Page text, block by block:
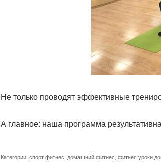
Не только проводят эффективные
А главное: наша программа
Категории: спорт фитнес домашний фитнес фитнес уроки